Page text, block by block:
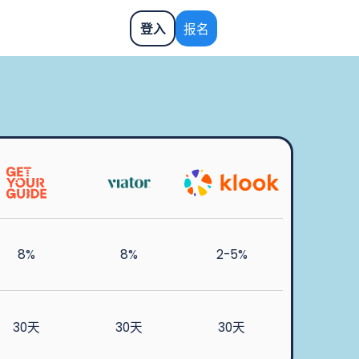
登入 报名
8%
30天
8%
30天
2-5%
30天